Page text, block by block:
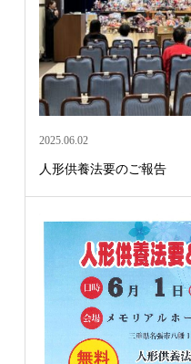
2025.06.02
人形供養法要のご報告